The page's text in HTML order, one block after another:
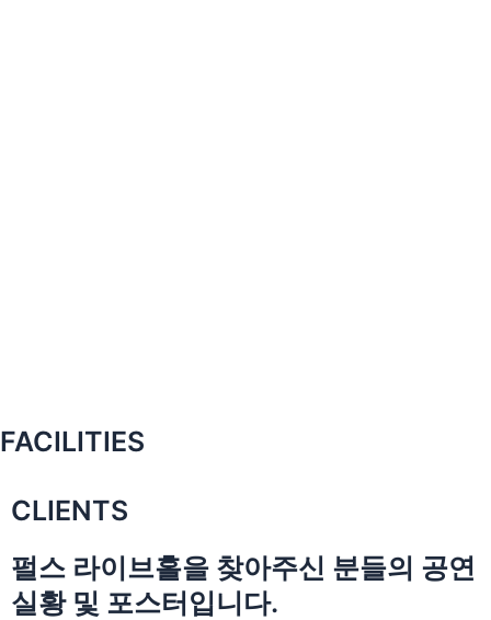
FACILITIES
CLIENTS
펄스 라이브홀을 찾아주신 분들의 공연
실황 및 포스터입니다.